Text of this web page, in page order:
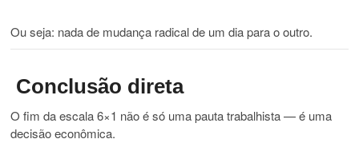
Ou seja: nada de mudança radical de um dia para o outro.
Conclusão direta
O fim da escala 6×1 não é só uma pauta trabalhista — é uma
decisão econômica.